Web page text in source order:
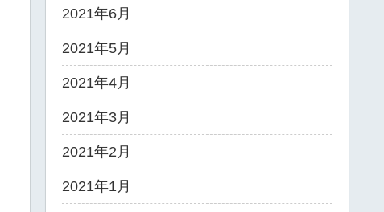
2021年6月
2021年5月
2021年4月
2021年3月
2021年2月
2021年1月